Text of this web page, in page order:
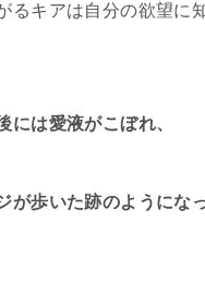
るキアは自分の欲望に
には愛液がこぼれ、
が歩いた跡のようにな